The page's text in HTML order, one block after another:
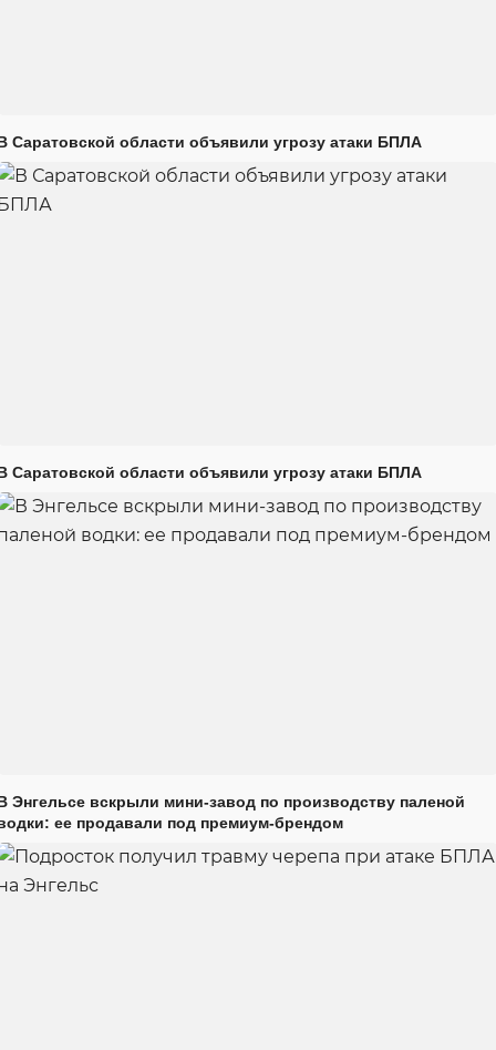
Саратовской области объявили угрозу атаки БПЛА
Саратовской области объявили угрозу атаки БПЛА
Энгельсе вскрыли мини-завод по производству паленой
ее продавали под премиум-брендом